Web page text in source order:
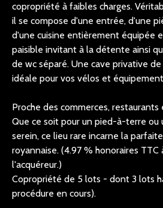
copropriété à faibles charges.
il se compose d'une entrée, d'une
d'une cuisine entièrement équipée
paisible invitant à la détente ainsi
de wc séparé. Une cave privative
idéale pour vos vélos et
Proche des commerces, restaurants
Que ce soit pour un pied-à-terre ou
serein, ce lieu rare incarne la
royannaise. (4.97 % honoraires TTC
l'acquéreur.)
Copropriété de 5 lots - dont 3 lots
procédure en cours).